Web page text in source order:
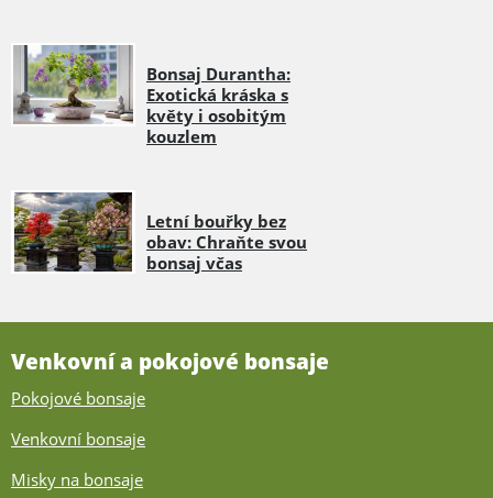
Bonsaj Durantha:
Exotická kráska s
květy i osobitým
kouzlem
Letní bouřky bez
obav: Chraňte svou
bonsaj včas
Venkovní a pokojové bonsaje
Pokojové bonsaje
Venkovní bonsaje
Misky na bonsaje